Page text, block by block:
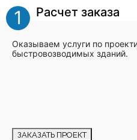
1 Расчет заказа
Оказываем услуги по
быстровозводимых зданий.
ЗАКАЗАТЬ ПРОЕКТ